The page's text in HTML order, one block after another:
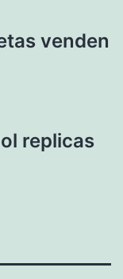
venden
replicas